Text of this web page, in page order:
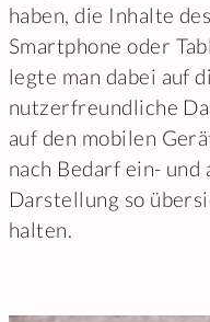
haben, die Inhalte
Smartphone oder
legte man dabei auf
nutzerfreundliche
auf den mobilen
nach Bedarf ein- und
Darstellung so
halten.